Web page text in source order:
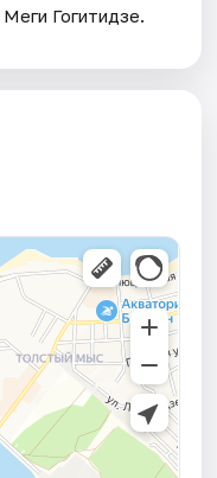
Гогитидзе.